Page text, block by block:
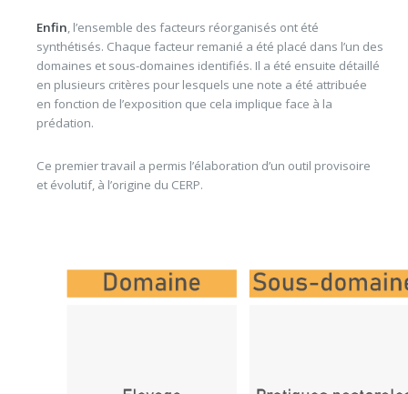
Enfin, l’ensemble des facteurs réorganisés ont été
synthétisés. Chaque facteur remanié a été placé dans l’un des
domaines et sous-domaines identifiés. Il a été ensuite détaillé
en plusieurs critères pour lesquels une note a été attribuée
en fonction de l’exposition que cela implique face à la
prédation.
Ce premier travail a permis l’élaboration d’un outil provisoire
et évolutif, à l’origine du CERP.